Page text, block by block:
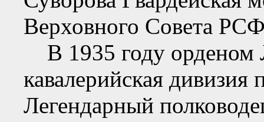
Верховного Совета
В 1935 году орденом
кавалерийская
Легендарный